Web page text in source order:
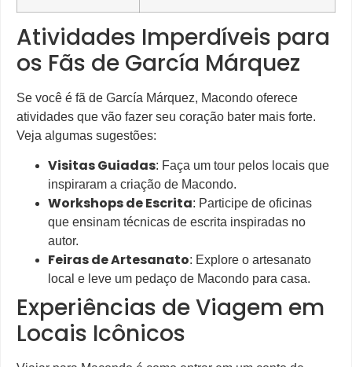
Atividades Imperdíveis para
os Fãs de García Márquez
Se você é fã de García Márquez, Macondo oferece
atividades que vão fazer seu coração bater mais forte.
Veja algumas sugestões:
Visitas Guiadas: Faça um tour pelos locais que
inspiraram a criação de Macondo.
Workshops de Escrita: Participe de oficinas
que ensinam técnicas de escrita inspiradas no
autor.
Feiras de Artesanato: Explore o artesanato
local e leve um pedaço de Macondo para casa.
Experiências de Viagem em
Locais Icônicos